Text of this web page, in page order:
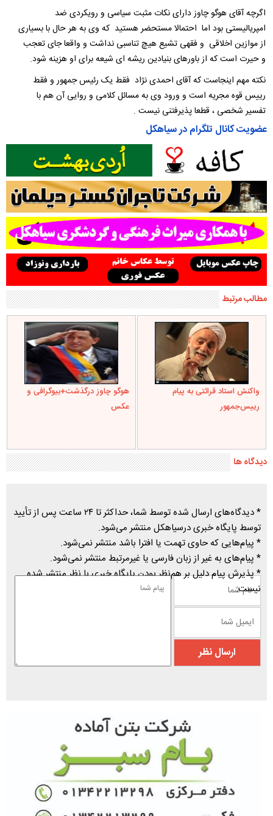
اگرچه آقای هوگو چاوز دارای نکات مثبت سیاسی و رویکردی ضد
امپریالیستی بود اما احتمالا مستحضر هستید که وی به هر حال با بسیاری
از موازین اخلاقی و فقهی تشیع هیچ تناسبی نداشت و واقعا جای تعجب
و حیرت است که از باورهای بنیادین ریشه ای شیعه برای او هزینه شود.
نکته مهم اینجاست که آقای احمدی نژاد فقط یک رئیس جمهور و فقط
رییس قوه مجریه است و ورود وی به مسائل کلامی و روایی آن هم با
تفسیر شخصی ، قطعا پذیرفتنی نیست .
عضویت کانال تلگرام در سیاهکل
مطالب مرتبط
واکنش استاد قرائتی به پیام
رییس‌جمهور
هوگو چاوز درگذشت+بیوگرافی و
عکس
دیدگاه ها
* دیدگاه‌های ارسال شده توسط شما، حداکثر تا ۲۴ ساعت پس از تأیید
توسط پایگاه خبری درسیاهکل منتشر می‌شود.
* پیام‌هایی که حاوی تهمت یا افترا باشد منتشر نمی‌شود.
* پیام‌های به غیر از زبان فارسی یا غیرمرتبط منتشر نمی‌شود.
* پذیرش پیام دلیل بر هم‌نظر بودن پایگاه خبری با نظر منتشر شده
نیست.